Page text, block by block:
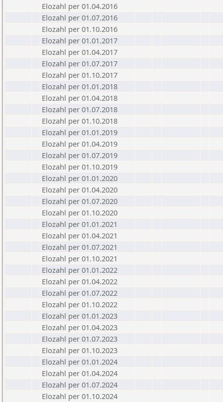
Elozahl per 01.04.2016
Elozahl per 01.07.2016
Elozahl per 01.10.2016
Elozahl per 01.01.2017
Elozahl per 01.04.2017
Elozahl per 01.07.2017
Elozahl per 01.10.2017
Elozahl per 01.01.2018
Elozahl per 01.04.2018
Elozahl per 01.07.2018
Elozahl per 01.10.2018
Elozahl per 01.01.2019
Elozahl per 01.04.2019
Elozahl per 01.07.2019
Elozahl per 01.10.2019
Elozahl per 01.01.2020
Elozahl per 01.04.2020
Elozahl per 01.07.2020
Elozahl per 01.10.2020
Elozahl per 01.01.2021
Elozahl per 01.04.2021
Elozahl per 01.07.2021
Elozahl per 01.10.2021
Elozahl per 01.01.2022
Elozahl per 01.04.2022
Elozahl per 01.07.2022
Elozahl per 01.10.2022
Elozahl per 01.01.2023
Elozahl per 01.04.2023
Elozahl per 01.07.2023
Elozahl per 01.10.2023
Elozahl per 01.01.2024
Elozahl per 01.04.2024
Elozahl per 01.07.2024
Elozahl per 01.10.2024